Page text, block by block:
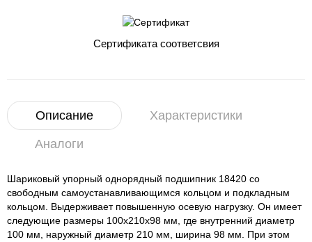
Сертификата соответсвия
Описание Характеристики
Аналоги
Шариковый упорный однорядный подшипник 18420 со
свободным самоустанавливающимся кольцом и подкладным
кольцом. Выдерживает повышенную осевую нагрузку. Он имеет
следующие размеры 100x210x98 мм, где внутренний диаметр
100 мм, наружный диаметр 210 мм, ширина 98 мм. При этом